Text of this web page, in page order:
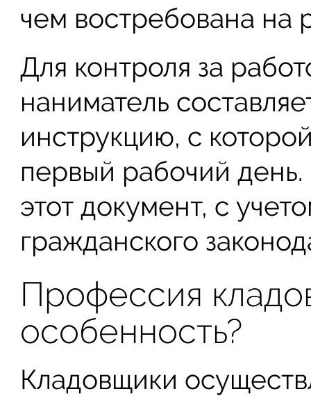
чем востребована на
Для контроля за
наниматель
инструкцию, с
первый рабочий день.
этот документ, с
гражданского
Профессия
особенность?
Кладовщики